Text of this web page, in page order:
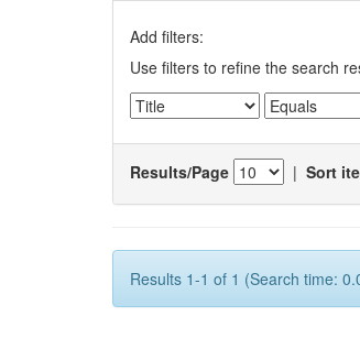
Add filters:
Use filters to refine the search
Results/Page | Sort
Results 1-1 of 1 (Search time: